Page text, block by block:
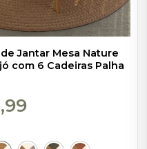
Jantar Mesa Nature
com 6 Cadeiras Palha
Claro